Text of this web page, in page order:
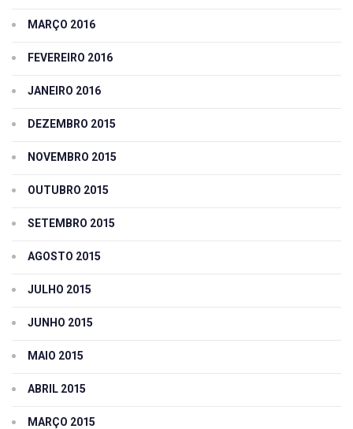
MARÇO 2016
FEVEREIRO 2016
JANEIRO 2016
DEZEMBRO 2015
NOVEMBRO 2015
OUTUBRO 2015
SETEMBRO 2015
AGOSTO 2015
JULHO 2015
JUNHO 2015
MAIO 2015
ABRIL 2015
MARÇO 2015